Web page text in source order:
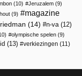
(10) Jeruzalem (9)
(9)
magazine
(14) n-va(12)
olympische spelen (9)
(13) verkiezingen (11)